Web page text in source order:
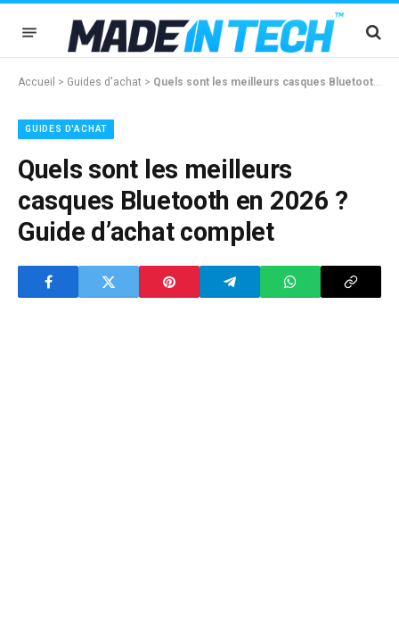
Accueil > Guides d'achat > Quels sont les meilleurs casques Bluetooth en 2026 ? Guide d’achat complet
GUIDES D'ACHAT
Quels sont les meilleurs
casques Bluetooth en 2026 ?
Guide d’achat complet